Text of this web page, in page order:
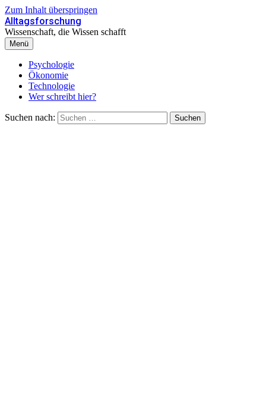
Zum Inhalt überspringen
Alltagsforschung
Wissenschaft, die Wissen schafft
Menü
Psychologie
Ökonomie
Technologie
Wer schreibt hier?
Suchen nach: